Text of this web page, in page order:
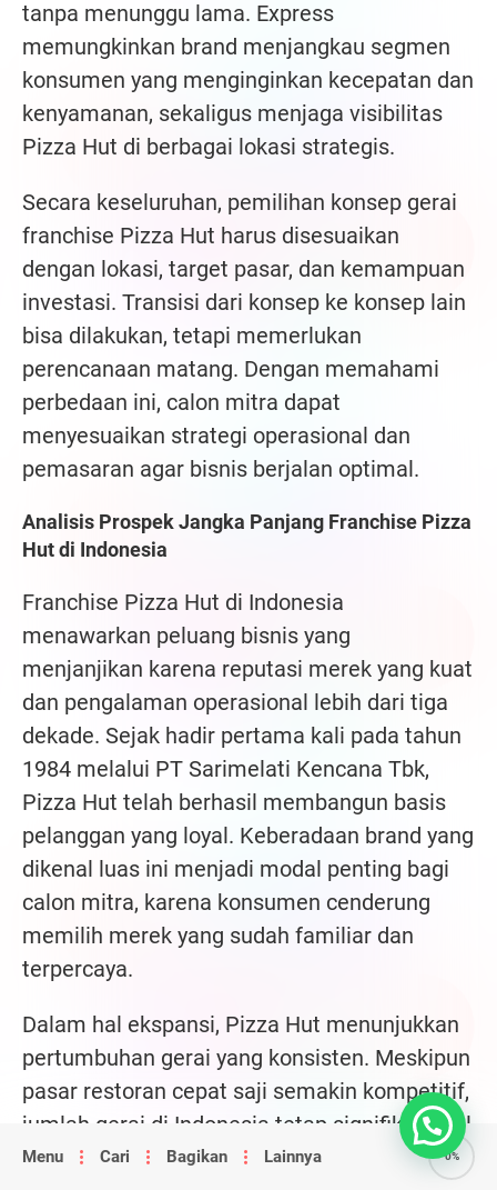
tanpa menunggu lama. Express
memungkinkan brand menjangkau segmen
konsumen yang menginginkan kecepatan dan
kenyamanan, sekaligus menjaga visibilitas
Pizza Hut di berbagai lokasi strategis.
Secara keseluruhan, pemilihan konsep gerai
franchise Pizza Hut harus disesuaikan
dengan lokasi, target pasar, dan kemampuan
investasi. Transisi dari konsep ke konsep lain
bisa dilakukan, tetapi memerlukan
perencanaan matang. Dengan memahami
perbedaan ini, calon mitra dapat
menyesuaikan strategi operasional dan
pemasaran agar bisnis berjalan optimal.
Analisis Prospek Jangka Panjang Franchise Pizza
Hut di Indonesia
Franchise Pizza Hut di Indonesia
menawarkan peluang bisnis yang
menjanjikan karena reputasi merek yang kuat
dan pengalaman operasional lebih dari tiga
dekade. Sejak hadir pertama kali pada tahun
1984 melalui PT Sarimelati Kencana Tbk,
Pizza Hut telah berhasil membangun basis
pelanggan yang loyal. Keberadaan brand yang
dikenal luas ini menjadi modal penting bagi
calon mitra, karena konsumen cenderung
memilih merek yang sudah familiar dan
terpercaya.
Dalam hal ekspansi, Pizza Hut menunjukkan
pertumbuhan gerai yang konsisten. Meskipun
pasar restoran cepat saji semakin kompetitif,
jumlah gerai di Indonesia tetap signifikan. Hal
ini membuktikan bahwa perusahaan mampu
Menu Cari Bagikan Lainnya 0%